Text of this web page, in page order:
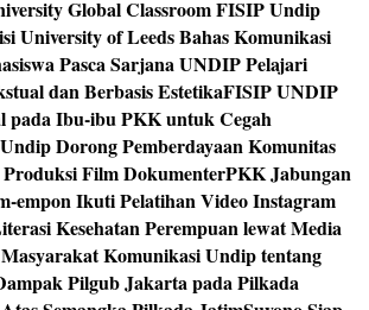
Global Classroom FISIP Undip
University of Leeds Bahas Komunikasi
Pasca Sarjana UNDIP Pelajari
dan Berbasis EstetikaFISIP UNDIP
pada Ibu-ibu PKK untuk Cegah
Dorong Pemberdayaan Komunitas
Film DokumenterPKK Jabungan
empon Ikuti Pelatihan Video Instagram
Kesehatan Perempuan lewat Media
Komunikasi Undip tentang
Pilgub Jakarta pada Pilkada